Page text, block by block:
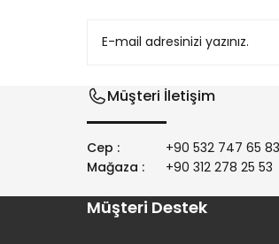
Müşteri İletişim
Cep :
+90 532 747 65 83
Mağaza :
+90 312 278 25 53
Müşteri Destek